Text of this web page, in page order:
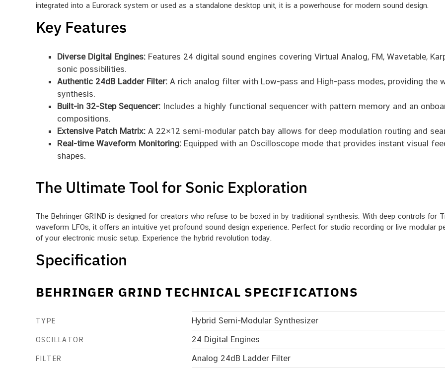
integrated into a Eurorack system or used as a standalone desktop unit, it is a powerhouse for modern sound design.
Key Features
Diverse Digital Engines:Features 24 digital sound engines covering Virtual Analog, FM, Wavetable,
sonic possibilities.
Authentic 24dB Ladder Filter:A rich analog filter with Low-pass and High-pass modes, providing the
synthesis.
Built-in 32-Step Sequencer:Includes a highly functional sequencer with pattern memory and an
compositions.
Extensive Patch Matrix:A 22×12 semi-modular patch bay allows for deep modulation routing and
Real-time Waveform Monitoring:Equipped with an Oscilloscope mode that provides instant visual
shapes.
The Ultimate Tool for Sonic Exploration
The Behringer GRIND is designed for creators who refuse to be boxed in by traditional synthesis. With deep controls for
waveform LFOs, it offers an intuitive yet profound sound design experience. Perfect for studio recording or live modular
of your electronic music setup. Experience the hybrid revolution today.
Specification
BEHRINGER GRIND TECHNICAL SPECIFICATIONS
TYPE Hybrid Semi-Modular Synthesizer
OSCILLATOR 24 Digital Engines
FILTER Analog 24dB Ladder Filter